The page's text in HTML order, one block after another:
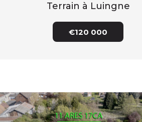
Terrain à Luingne
€120 000